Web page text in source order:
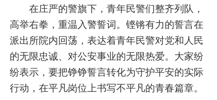
在庄严的警旗下，青年民警们整齐列队，
高举右拳，重温入警誓词。铿锵有力的誓言在
派出所院内回荡，表达着青年民警对党和人民
的无限忠诚、对公安事业的无限热爱。大家纷
纷表示，要把铮铮誓言转化为守护平安的实际
行动，在平凡岗位上书写不平凡的青春篇章。